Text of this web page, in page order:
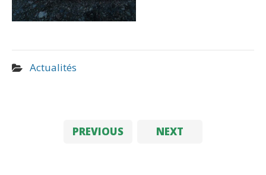
Actualités
PREVIOUS NEXT